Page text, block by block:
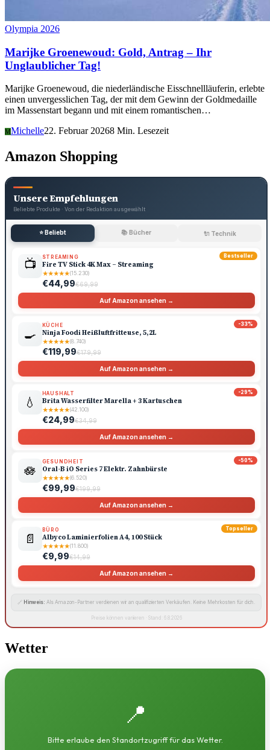
Olympia 2026
Marijke Groenewoud: Gold, Antrag – Ihr
Unglaublicher Tag!
Marijke Groenewoud, die niederländische Eisschnellläuferin, erlebte
einen unvergesslichen Tag, der mit dem Gewinn der Goldmedaille
im Massenstart begann und mit einem romantischen…
MMichelle22. Februar 20268 Min. Lesezeit
Amazon Shopping
Unsere Empfehlungen
Beliebte Produkte · Von der Redaktion ausgewählt
⭐ Beliebt 📚 Bücher 🔌 Technik
Bestseller
📺 STREAMING
Fire TV Stick 4K Max – Streaming
★★★★★(15.230)
€44,99€69,99
Auf Amazon ansehen →
-33%
🍳
KÜCHE
Ninja Foodi Heißluftfritteuse, 5,2L
★★★★★(8.740)
€119,99€179,99
Auf Amazon ansehen →
-29%
💧
HAUSHALT
Brita Wasserfilter Marella + 3 Kartuschen
★★★★★(42.100)
€24,99€34,99
Auf Amazon ansehen →
-50%
🪷
GESUNDHEIT
Oral-B iO Series 7 Elektr. Zahnbürste
★★★★★(6.520)
€99,99€199,99
Auf Amazon ansehen →
Topseller
📄
BÜRO
Albyco Laminierfolien A4, 100 Stück
★★★★★(11.800)
€9,99€14,99
Auf Amazon ansehen →
🔗 Hinweis: Als Amazon-Partner verdienen wir an qualifizierten Verkäufen. Keine Mehrkosten für dich.
Preise können variieren · Stand: 6.8.2026
Wetter
📍
Bitte erlaube den Standortzugriff für das Wetter.